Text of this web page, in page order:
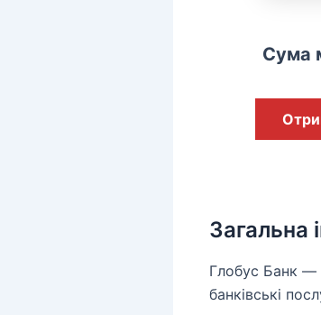
Сума
Загальна
Глобус Банк —
банківські